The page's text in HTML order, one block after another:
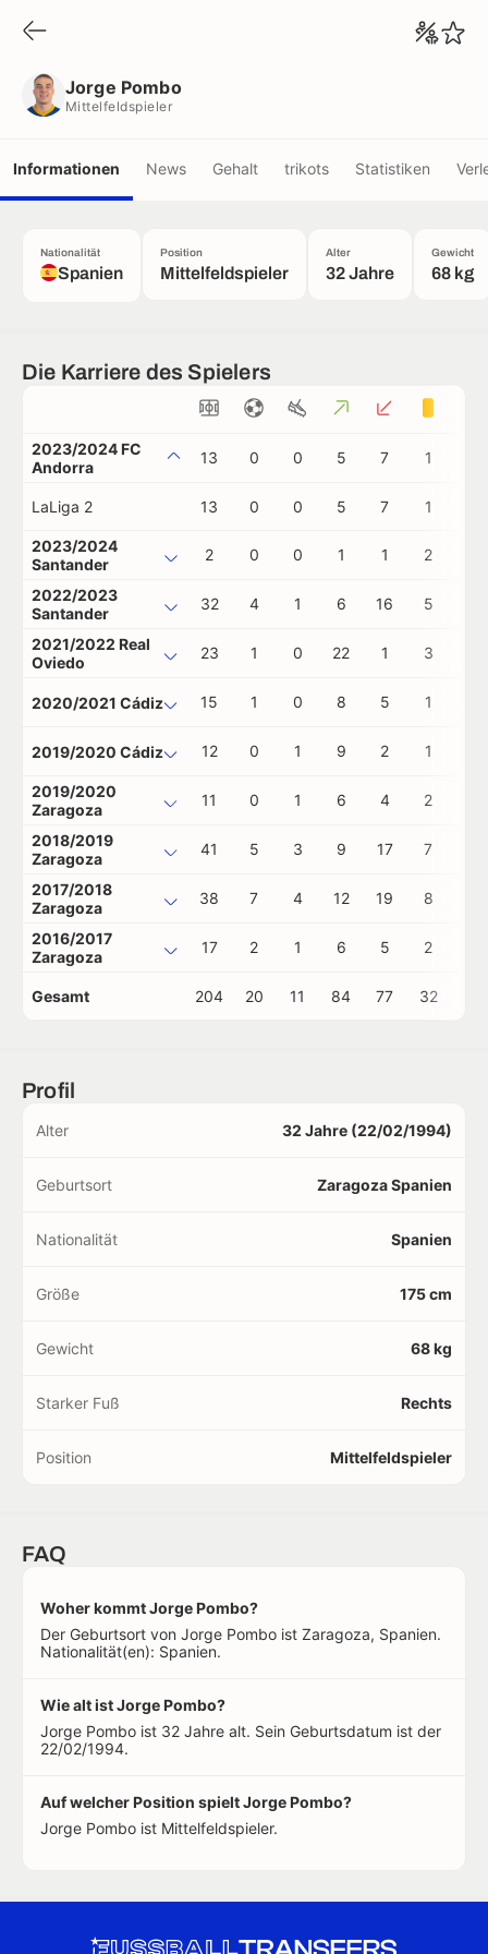
Jorge Pombo
Mittelfeldspieler
Informationen News Gehalt trikots Statistiken
Nationalität
Spanien
Position
Mittelfeldspieler
Alter
32 Jahre
Gewicht
68 kg
Die Karriere des Spielers
2023/2024 FC
Andorra
13 0 0 5 7 1
LaLiga 2 13 0 0 5 7 1
2023/2024
Santander
2 0 0 1 1 2
2022/2023
Santander
32 4 1 6 16 5
2021/2022 Real
Oviedo
23 1 0 22 1 3
2020/2021 Cádiz 15 1 0 8 5 1
2019/2020 Cádiz 12 0 1 9 2 1
2019/2020
Zaragoza
11 0 1 6 4 2
2018/2019
Zaragoza
41 5 3 9 17 7
2017/2018
Zaragoza
38 7 4 12 19 8
2016/2017
Zaragoza
17 2 1 6 5 2
Gesamt 204 20 11 84 77 32
Profil
Alter 32 Jahre (22/02/1994)
Geburtsort Zaragoza Spanien
Nationalität Spanien
Größe 175 cm
Gewicht 68 kg
Starker Fuß Rechts
Position Mittelfeldspieler
FAQ
Woher kommt Jorge Pombo?
Der Geburtsort von Jorge Pombo ist Zaragoza, Spanien.
Nationalität(en): Spanien.
Wie alt ist Jorge Pombo?
Jorge Pombo ist 32 Jahre alt. Sein Geburtsdatum ist der
22/02/1994.
Auf welcher Position spielt Jorge Pombo?
Jorge Pombo ist Mittelfeldspieler.